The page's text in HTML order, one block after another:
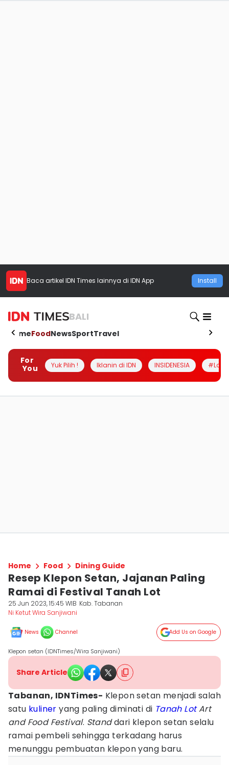
Baca artikel IDN Times lainnya di IDN App Install
BALI
HomeFoodNewsSportTravel
For
You
Yuk Pilih ! Iklanin di IDN INSIDENESIA
Home Food Dining Guide
Resep Klepon Setan, Jajanan Paling
Ramai di Festival Tanah Lot
25 Jun 2023, 15:45 WIB Kab. Tabanan
Ni Ketut Wira Sanjiwani
News Channel Add Us on Google
Klepon setan (IDNTimes/Wira Sanjiwani)
Share Article
Tabanan, IDNTimes- Klepon setan menjadi salah
satu kuliner yang paling diminati di Tanah LotArt
and Food Festival. Standdari klepon setan selalu
ramai pembeli sehingga terkadang harus
menunggu pembuatan klepon yang baru.